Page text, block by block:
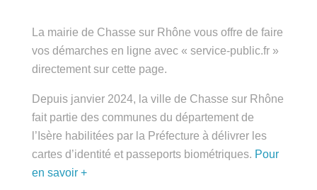
La mairie de Chasse sur Rhône vous offre de
faire vos démarches en ligne avec « service-
public.fr » directement sur cette page.
Depuis janvier 2024, la ville de Chasse sur Rhône
fait partie des communes du département de
l’Isère habilitées par la Préfecture à délivrer les
cartes d’identité et passeports biométriques.Pour
en savoir +